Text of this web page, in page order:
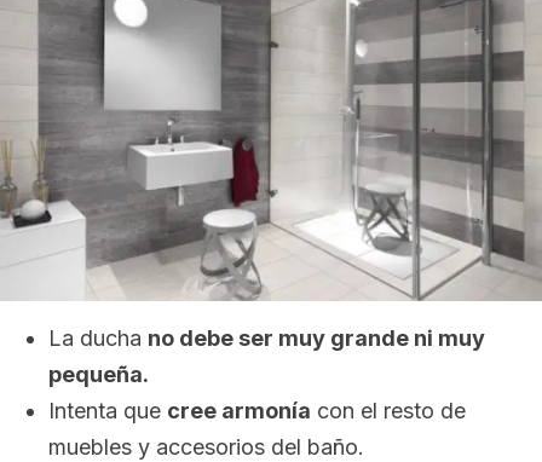
La ducha no debe ser muy grande ni muy
pequeña.
Intenta que cree armonía con el resto de
muebles y accesorios del baño.